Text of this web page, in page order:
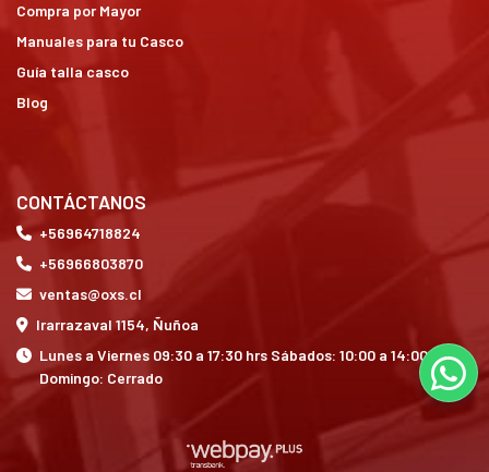
Compra por Mayor
Manuales para tu Casco
Guía talla casco
Blog
CONTÁCTANOS
+56964718824
+56966803870
ventas@oxs.cl
Irarrazaval 1154, Ñuñoa
Lunes a Viernes 09:30 a 17:30 hrs Sábados: 10:00 a 14:00 hrs
Domingo: Cerrado